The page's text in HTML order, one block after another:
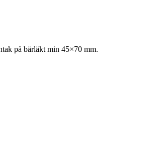
på bärläkt min 45×70 mm.